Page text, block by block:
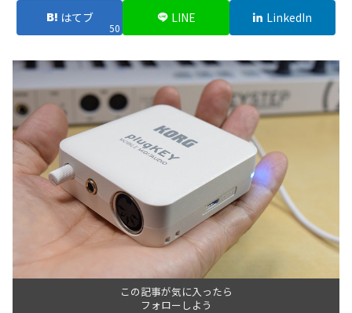
はてブ
50
LINE LinkedIn
この記事が気に入ったら
フォローしよう